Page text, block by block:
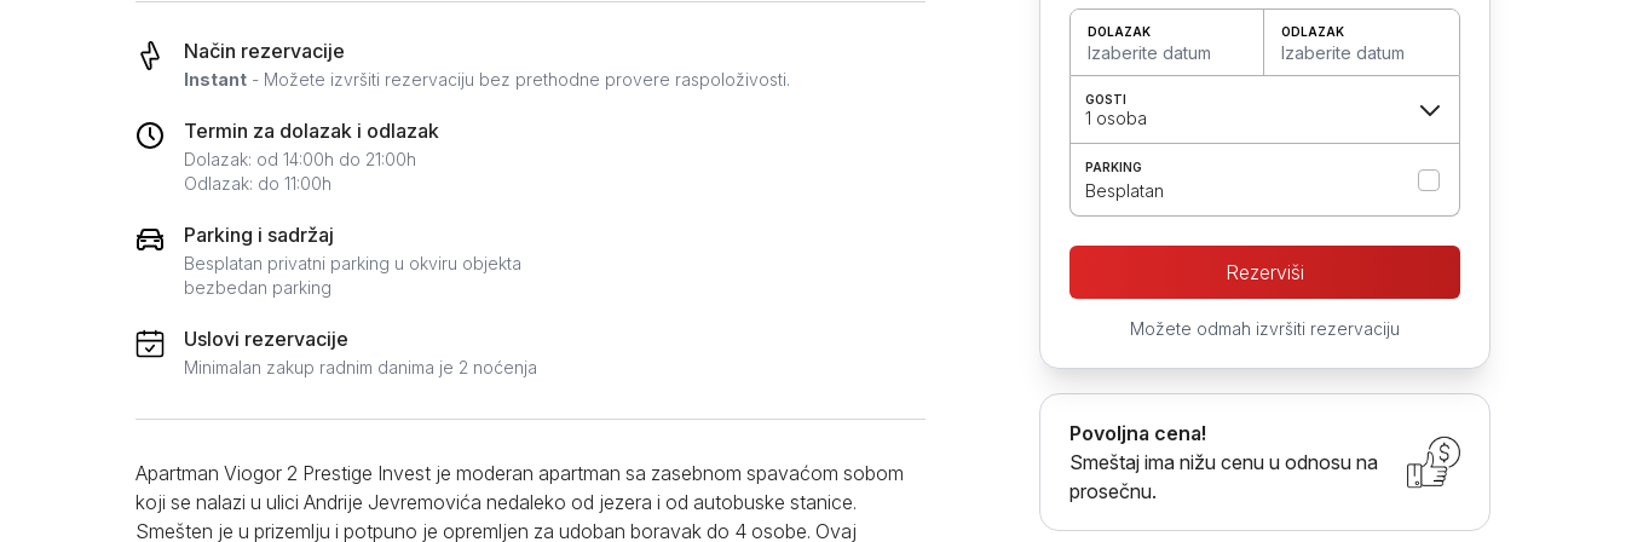
Način rezervacije
Instant - Možete izvršiti rezervaciju bez prethodne provere raspoloživosti.
Termin za dolazak i odlazak
Dolazak: od 14:00h do 21:00h
Odlazak: do 11:00h
Parking i sadržaj
Besplatan privatni parking u okviru objekta
bezbedan parking
Uslovi rezervacije
Minimalan zakup radnim danima je 2 noćenja
Apartman Viogor 2 Prestige Invest je moderan apartman sa zasebnom spavaćom sobom
koji se nalazi u ulici Andrije Jevremovića nedaleko od jezera i od autobuske stanice.
Smešten je u prizemlju i potpuno je opremljen za udoban boravak do 4 osobe. Ovaj
DOLAZAK
Izaberite datum
ODLAZAK
Izaberite datum
GOSTI
1 osoba
PARKING
Besplatan
Rezerviši
Možete odmah izvršiti rezervaciju
Povoljna cena!
Smeštaj ima nižu cenu u odnosu na
prosečnu.